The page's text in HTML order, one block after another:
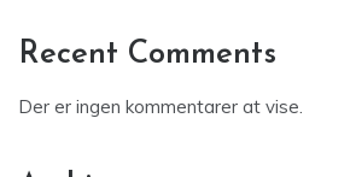
Recent Comments
Der er ingen kommentarer at vise.